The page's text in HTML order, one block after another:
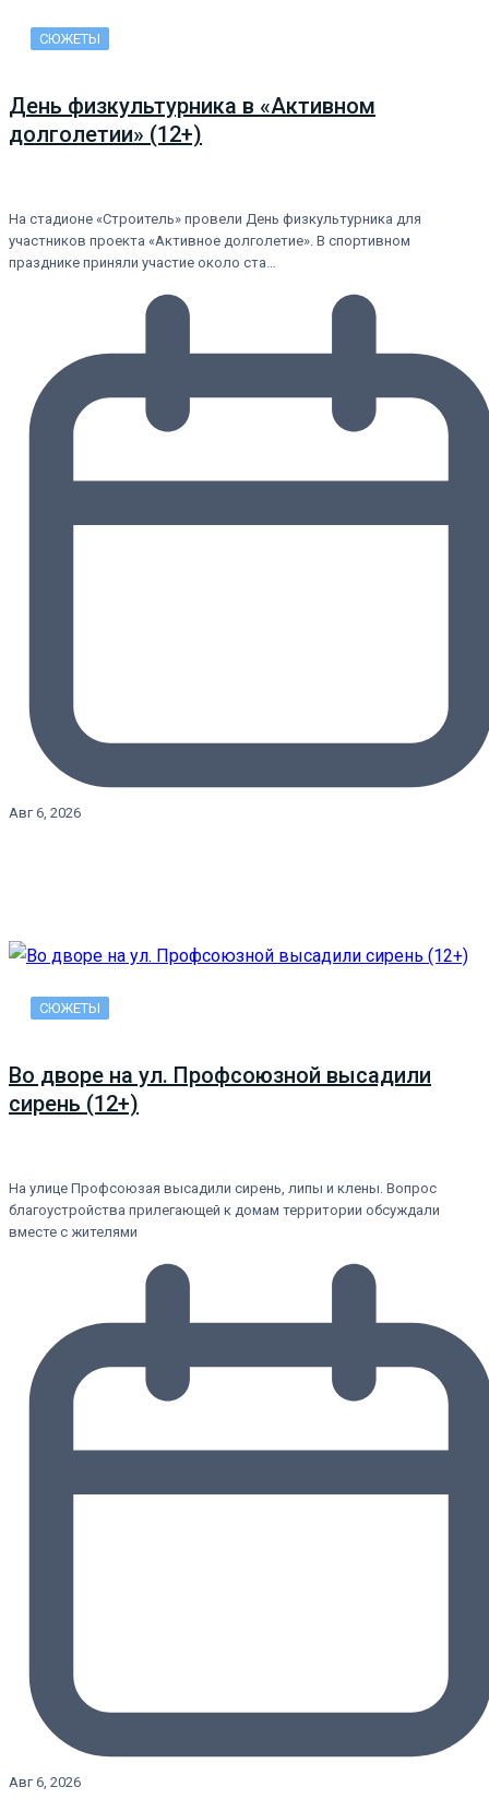
СЮЖЕТЫ
День физкультурника в «Активном
долголетии» (12+)
На стадионе «Строитель» провели День физкультурника для
участников проекта «Активное долголетие». В спортивном
празднике приняли участие около ста…
Авг 6, 2026
СЮЖЕТЫ
Во дворе на ул. Профсоюзной высадили
сирень (12+)
На улице Профсоюзая высадили сирень, липы и клены. Вопрос
благоустройства прилегающей к домам территории обсуждали
вместе с жителями
Авг 6, 2026